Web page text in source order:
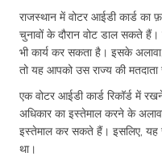
राजस्थान में वोटर आईडी कार्ड का
चुनावों के दौरान वोट डाल सकते
भी कार्य कर सकता है। इसके
तो यह आपको उस राज्य की
एक वोटर आईडी कार्ड रिकॉर्ड में
अधिकार का इस्तेमाल करने के
इस्तेमाल कर सकते हैं। इसलिए, यह
था।